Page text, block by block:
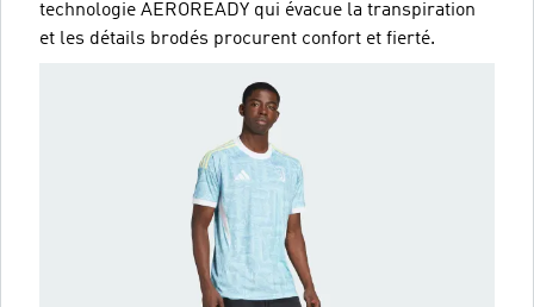
technologie AEROREADY qui évacue la transpiration
et les détails brodés procurent confort et fierté.